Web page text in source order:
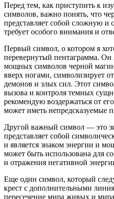
Перед тем, как приступить к
символов, важно понять, что
представляет собой сложную и
требует особого внимания и
Первый символ, о котором я
перевернутый пентаграмма. Он
мощных символов черной
вверх ногами, символизирует
демонов и злых сил. Этот
вызова и контроля темных
рекомендую воздержаться от
может иметь непредсказуемые
Другой важный символ — это
представляет собой
и является знаком энергии и
может быть использована для
и отражения негативной
Еще один символ, который
крест с дополнительными
пересечение мира живых и